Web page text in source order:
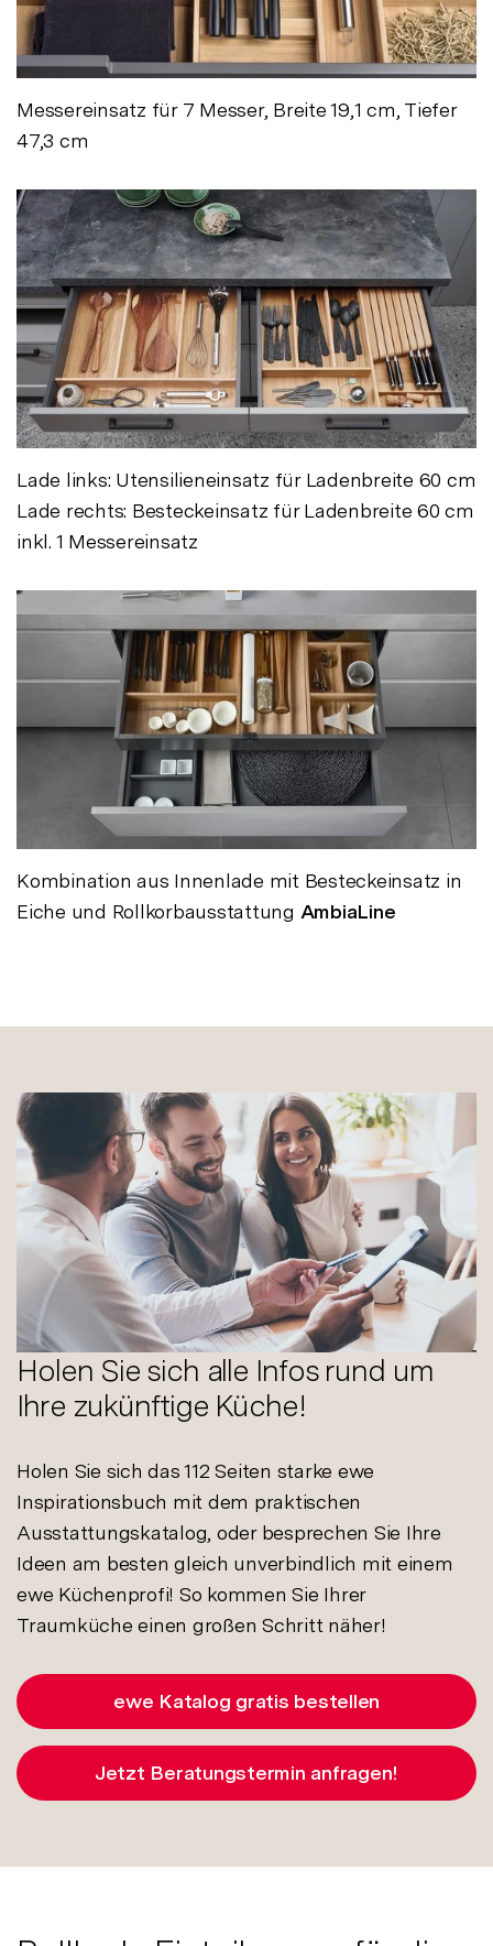
Messereinsatz für 7 Messer, Breite 19,1 cm, Tiefer
47,3 cm
Lade links: Utensilieneinsatz für Ladenbreite 60 cm
Lade rechts: Besteckeinsatz für Ladenbreite 60 cm
inkl. 1 Messereinsatz
Kombination aus Innenlade mit Besteckeinsatz in
Eiche und Rollkorbausstattung AmbiaLine
Holen Sie sich alle Infos rund um
Ihre zukünftige Küche!
Holen Sie sich das 112 Seiten starke ewe
Inspirationsbuch mit dem praktischen
Ausstattungskatalog, oder besprechen Sie Ihre
Ideen am besten gleich unverbindlich mit einem
ewe Küchenprofi! So kommen Sie Ihrer
Traumküche einen großen Schritt näher!
ewe Katalog gratis bestellen
Jetzt Beratungstermin anfragen!